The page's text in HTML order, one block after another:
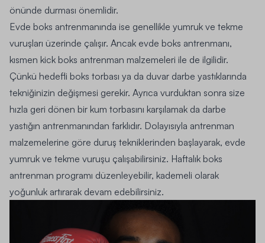
önünde durması önemlidir.
Evde boks antrenmanında ise genellikle yumruk ve tekme
vuruşları üzerinde çalışır. Ancak evde boks antrenmanı,
kısmen kick boks antrenman malzemeleri ile de ilgilidir.
Çünkü hedefli boks torbası ya da duvar darbe yastıklarında
tekniğinizin değişmesi gerekir. Ayrıca vurduktan sonra size
hızla geri dönen bir kum torbasını karşılamak da darbe
yastığın antrenmanından farklıdır. Dolayısıyla antrenman
malzemelerine göre duruş tekniklerinden başlayarak, evde
yumruk ve tekme vuruşu çalışabilirsiniz. Haftalık boks
antrenman programı düzenleyebilir, kademeli olarak
yoğunluk artırarak devam edebilirsiniz.